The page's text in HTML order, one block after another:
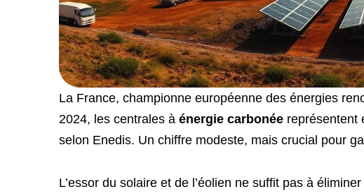
La France, championne européenne des énergies
2024, les centrales à énergie carbonée représentent
selon Enedis. Un chiffre modeste, mais crucial pour
L’essor du solaire et de l’éolien ne suffit pas à